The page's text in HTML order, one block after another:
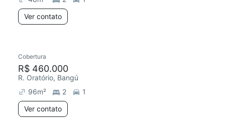
Ver contato
Cobertura
R$ 460.000
R. Oratório, Bangú
96m² 2
1
Ver contato